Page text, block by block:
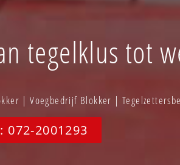
tegelklus tot
| Voegbedrijf Blokker |
072-2001293